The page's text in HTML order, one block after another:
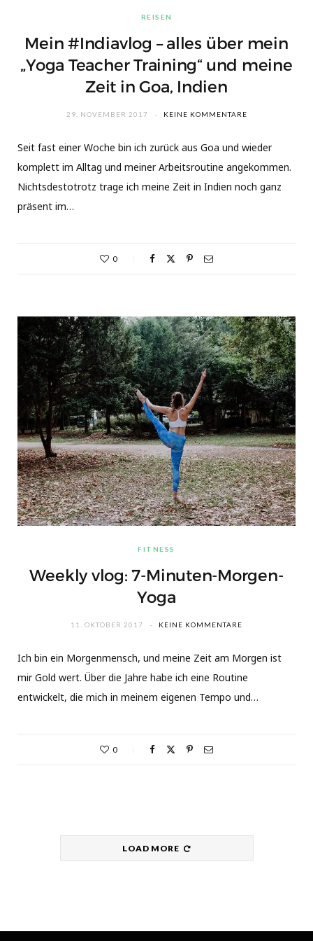
REISEN
Mein #Indiavlog – alles über mein
„Yoga Teacher Training“ und meine
Zeit in Goa, Indien
29. NOVEMBER 2017 KEINE KOMMENTARE
Seit fast einer Woche bin ich zurück aus Goa und wieder
komplett im Alltag und meiner Arbeitsroutine angekommen.
Nichtsdestotrotz trage ich meine Zeit in Indien noch ganz
präsent im…
0
FITNESS
Weekly vlog: 7-Minuten-Morgen-
Yoga
11. OKTOBER 2017 KEINE KOMMENTARE
Ich bin ein Morgenmensch, und meine Zeit am Morgen ist
mir Gold wert. Über die Jahre habe ich eine Routine
entwickelt, die mich in meinem eigenen Tempo und…
0
LOAD MORE